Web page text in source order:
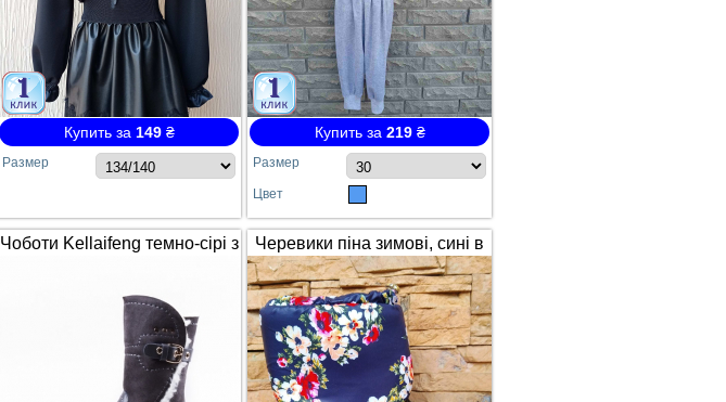
Купить за 149₴
Размер
Купить за 219₴
Размер
Цвет
Чоботи Kellaifeng темно-сірі з
Черевики піна зимові, сині в
квітах